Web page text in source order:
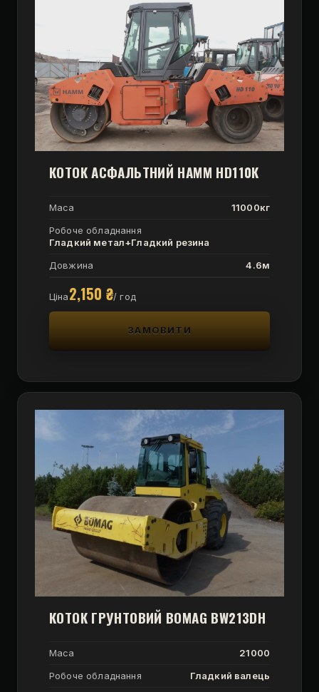
КОТОК АСФАЛЬТНИЙ HAMM HD110К
Маса
11000кг
Робоче обладнання
Гладкий метал+Гладкий резина
Довжина
4.6м
Ціна2,150 ₴/ год
ЗАМОВИТИ
КОТОК ГРУНТОВИЙ BOMAG BW213DH
Маса
21000
Робоче обладнання
Гладкий валець